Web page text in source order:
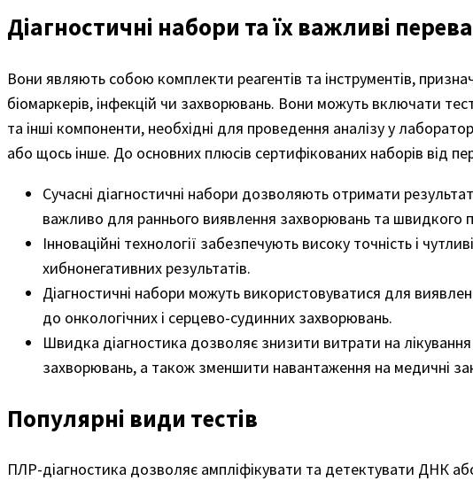
Діагностичні набори та їх важливі
Вони являють собою комплекти реагентів та інструментів,
біомаркерів, інфекцій чи захворювань. Вони можуть включати
та інші компоненти, необхідні для проведення аналізу у
або щось інше. До основних плюсів сертифікованих наборів від
Сучасні діагностичні набори дозволяють отримати
важливо для раннього виявлення захворювань та швидкого
Інноваційні технології забезпечують високу точність і
хибнонегативних результатів.
Діагностичні набори можуть використовуватися для
до онкологічних і серцево-судинних захворювань.
Швидка діагностика дозволяє знизити витрати на
захворювань, а також зменшити навантаження на медичні
Популярні види тестів
ПЛР-діагностика дозволяє ампліфікувати та детектувати ДНК